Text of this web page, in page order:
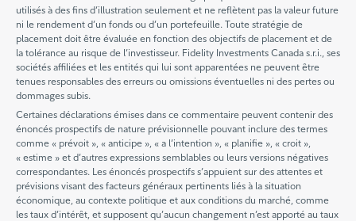
utilisés à des fins d’illustration seulement et ne reflètent pas la valeur future
ni le rendement d’un fonds ou d’un portefeuille. Toute stratégie de
placement doit être évaluée en fonction des objectifs de placement et de
la tolérance au risque de l’investisseur. Fidelity Investments Canada s.r.i., ses
sociétés affiliées et les entités qui lui sont apparentées ne peuvent être
tenues responsables des erreurs ou omissions éventuelles ni des pertes ou
dommages subis.
Certaines déclarations émises dans ce commentaire peuvent contenir des
énoncés prospectifs de nature prévisionnelle pouvant inclure des termes
comme « prévoit », « anticipe », « a l’intention », « planifie », « croit »,
« estime » et d’autres expressions semblables ou leurs versions négatives
correspondantes. Les énoncés prospectifs s’appuient sur des attentes et
prévisions visant des facteurs généraux pertinents liés à la situation
économique, au contexte politique et aux conditions du marché, comme
les taux d’intérêt, et supposent qu’aucun changement n’est apporté au taux